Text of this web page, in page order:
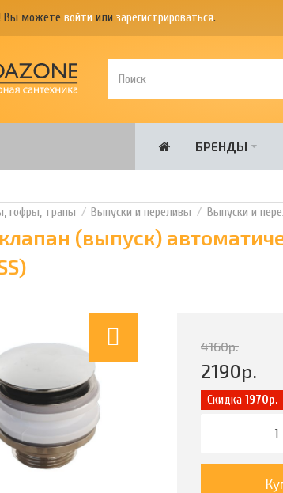
Вы можете войти или зарегистрироваться.
БРЕНДЫ
гофры, трапы Выпуски и переливы Выпуски и
(выпуск)
4160р.
2190р.
Скидка1970р.